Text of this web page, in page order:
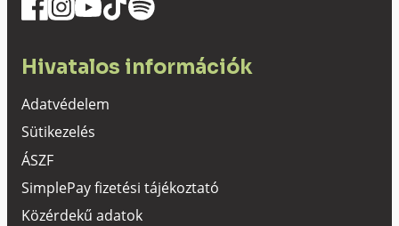
Hivatalos információk
Adatvédelem
Sütikezelés
ÁSZF
SimplePay fizetési tájékoztató
Közérdekű adatok